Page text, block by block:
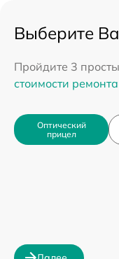
Выберите
Пройдите 3
стоимости ремонта
Оптический
прицел